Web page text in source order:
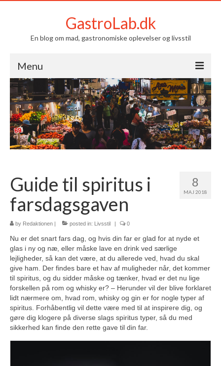
GastroLab.dk
En blog om mad, gastronomiske oplevelser og livsstil
Menu
Om GastroLab.dk
Mad
Livsstil
8
MAJ 2018
Guide til spiritus i
farsdagsgaven
by Redaktionen | posted in: Livsstil | 0
Nu er det snart fars dag, og hvis din far er glad for at nyde et
glas i ny og næ, eller måske lave en drink ved særlige
lejligheder, så kan det være, at du allerede ved, hvad du skal
give ham. Der findes bare et hav af muligheder når, det kommer
til spiritus, og du sidder måske og tænker, hvad er det nu lige
forskellen på rom og whisky er? – Herunder vil der blive forklaret
lidt nærmere om, hvad rom, whisky og gin er for nogle typer af
spiritus. Forhåbentlig vil dette være med til at inspirere dig, og
gøre dig klogere på diverse slags spiritus typer, så du med
sikkerhed kan finde den rette gave til din far.